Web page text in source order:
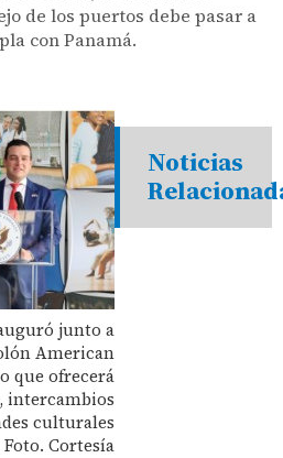
de los puertos debe pasar a
con Panamá.
junto a
American
que ofrecerá
intercambios
culturales
Cortesía
Noticias